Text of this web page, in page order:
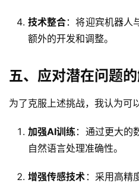
技术整合：将迎宾机器人
额外的开发和调整。
五、应对潜在问题
为了克服上述挑战，我认为可
加强AI训练：通过更大的
自然语言处理准确性。
增强传感技术 ：采用高精